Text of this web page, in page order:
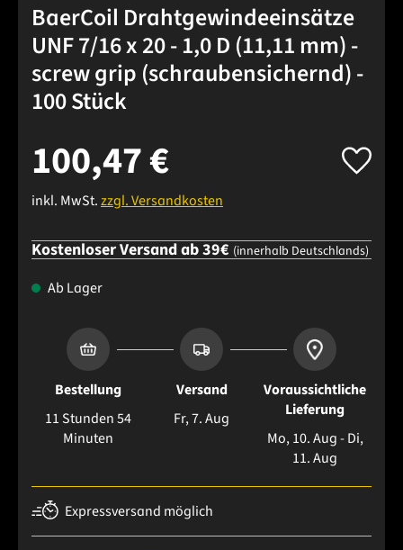
BaerCoil Drahtgewindeeinsätze
UNF 7/16 x 20 - 1,0 D (11,11 mm) -
screw grip (schraubensichernd) -
100 Stück
100,47 €
inkl. MwSt.zzgl. Versandkosten
Kostenloser Versand ab 39€ (innerhalb Deutschlands)
Ab Lager
Bestellung
11 Stunden 54
Minuten
Versand
Fr, 7. Aug
Voraussichtliche
Lieferung
Mo, 10. Aug - Di,
11. Aug
Expressversand möglich